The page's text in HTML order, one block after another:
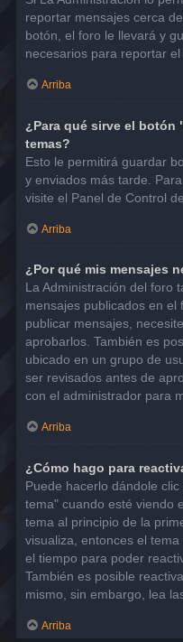
reportar mensajes cerca
botón, el foro le llevará y
necesarios para reportar el
Arriba
¿Para qué sirve el
temas?
Esto le permitirá guardar
y enviados más tarde.
visite el Panel de Control
Arriba
¿Por qué mis mensajes
La Administración del foro
mensajes publicados en
publicar mensajes,
aprobarlos. También es
ubicado en un grupo de
ser revisados antes de
con el administrador para
Arriba
¿Cómo hago para
Puede hacerlo dándole
tema" cuando esté viendo
tema al principio de la
visualiza, entonces el
el tiempo para poder
También es posible
mismo, sin embargo, lea
Arriba